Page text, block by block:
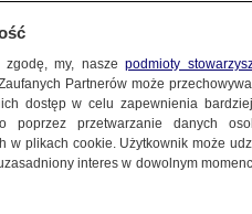
zgodę, my, naszepodmioty
Partnerów może
dostęp w celu zapewnienia
poprzez przetwarzanie danych
w plikach cookie. Użytkownik może
interes w dowolnym